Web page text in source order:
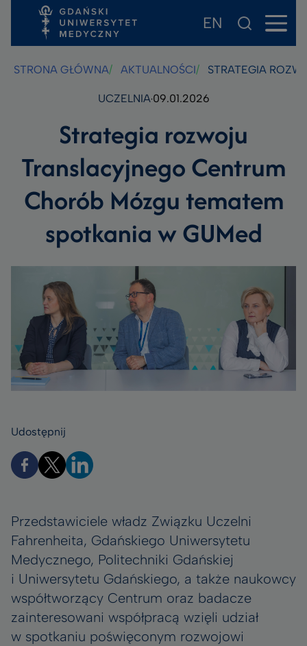
Przejdź
do
treści
Przejdź
do
wyszukiwarki
Przejdź
do
stopki
EN
STRONA GŁÓWNA AKTUALNOŚCI STRATEGIA
UCZELNIA09.01.2026
Strategia rozwoju
Translacyjnego Centrum
Chorób Mózgu tematem
spotkania w GUMed
Udostępnij
Przedstawiciele władz Związku Uczelni
Fahrenheita, Gdańskiego Uniwersytetu
Medycznego, Politechniki Gdańskiej
i Uniwersytetu Gdańskiego, a także naukowcy
współtworzący Centrum oraz badacze
zainteresowani współpracą wzięli udział
w spotkaniu poświęconym rozwojowi